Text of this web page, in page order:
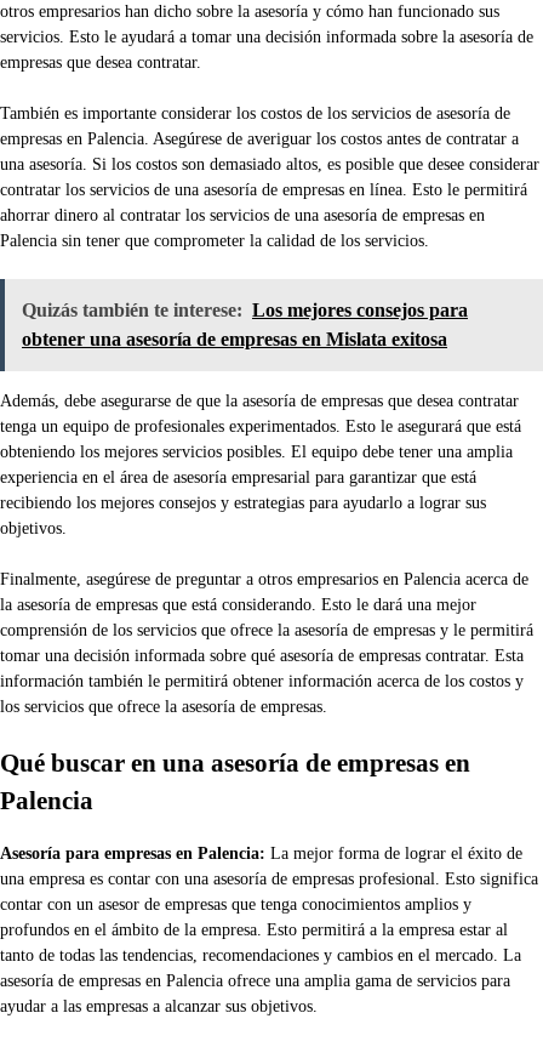
otros empresarios han dicho sobre la asesoría y cómo han funcionado sus
servicios. Esto le ayudará a tomar una decisión informada sobre la asesoría de
empresas que desea contratar.
También es importante considerar los costos de los servicios de asesoría de
empresas en Palencia. Asegúrese de averiguar los costos antes de contratar a
una asesoría. Si los costos son demasiado altos, es posible que desee considerar
contratar los servicios de una asesoría de empresas en línea. Esto le permitirá
ahorrar dinero al contratar los servicios de una asesoría de empresas en
Palencia sin tener que comprometer la calidad de los servicios.
Quizás también te interese: Los mejores consejos para
obtener una asesoría de empresas en Mislata exitosa
Además, debe asegurarse de que la asesoría de empresas que desea contratar
tenga un equipo de profesionales experimentados. Esto le asegurará que está
obteniendo los mejores servicios posibles. El equipo debe tener una amplia
experiencia en el área de asesoría empresarial para garantizar que está
recibiendo los mejores consejos y estrategias para ayudarlo a lograr sus
objetivos.
Finalmente, asegúrese de preguntar a otros empresarios en Palencia acerca de
la asesoría de empresas que está considerando. Esto le dará una mejor
comprensión de los servicios que ofrece la asesoría de empresas y le permitirá
tomar una decisión informada sobre qué asesoría de empresas contratar. Esta
información también le permitirá obtener información acerca de los costos y
los servicios que ofrece la asesoría de empresas.
Qué buscar en una asesoría de empresas en
Palencia
Asesoría para empresas en Palencia: La mejor forma de lograr el éxito de
una empresa es contar con una asesoría de empresas profesional. Esto significa
contar con un asesor de empresas que tenga conocimientos amplios y
profundos en el ámbito de la empresa. Esto permitirá a la empresa estar al
tanto de todas las tendencias, recomendaciones y cambios en el mercado. La
asesoría de empresas en Palencia ofrece una amplia gama de servicios para
ayudar a las empresas a alcanzar sus objetivos.